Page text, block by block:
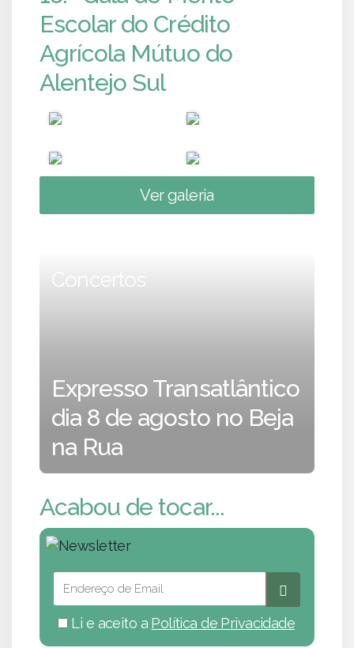
Escolar do Crédito
Agrícola Mútuo do
Alentejo Sul
Ver galeria
Concertos
Expresso Transatlântico
dia 8 de agosto no Beja
na Rua
Acabou de tocar...
Li e aceito a Política de Privacidade